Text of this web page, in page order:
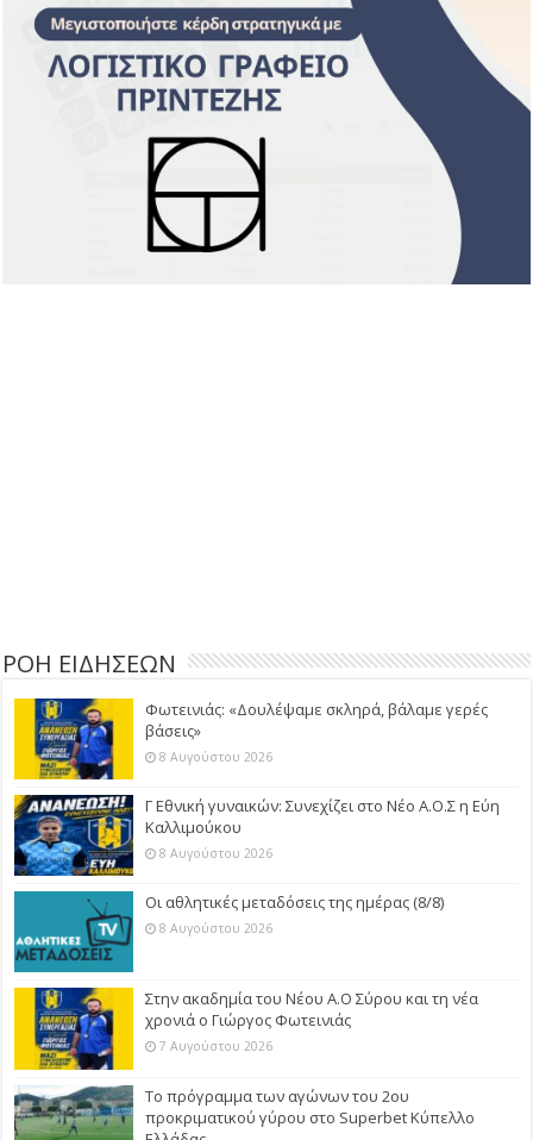
ΡΟΗ ΕΙΔΗΣΕΩΝ
Φωτεινιάς: «Δουλέψαμε σκληρά, βάλαμε γερές
βάσεις»
8 Αυγούστου 2026
Γ Εθνική γυναικών: Συνεχίζει στο Νέο Α.Ο.Σ η Εύη
Καλλιμούκου
8 Αυγούστου 2026
Οι αθλητικές μεταδόσεις της ημέρας (8/8)
8 Αυγούστου 2026
Στην ακαδημία του Νέου Α.Ο Σύρου και τη νέα
χρονιά ο Γιώργος Φωτεινιάς
7 Αυγούστου 2026
Το πρόγραμμα των αγώνων του 2ου
προκριματικού γύρου στο Superbet Κύπελλο